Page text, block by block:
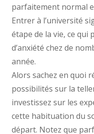
parfaitement normal
Entrer à l’université
étape de la vie, ce
d’anxiété chez de
année.
Alors sachez en quoi
possibilités sur la
investissez sur les
cette habituation du
départ. Notez que